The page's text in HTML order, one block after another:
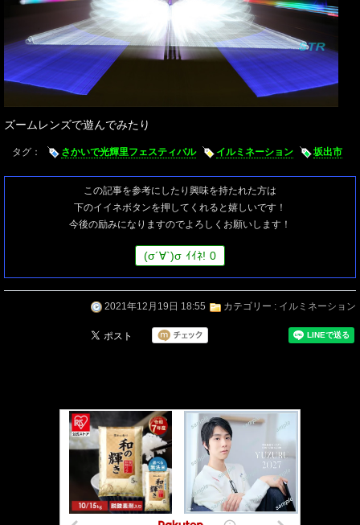
ズームレンズで遊んでみたり
タグ： さかいで光輝里フェスティバル イルミネーション 坂出市
この記事を参考にしたり興味を持たれた方は
下のイイネボタンを押してくれると嬉しいです！
今後の励みになりますのでよろしくお願いします！
(σ´∀`)σ ｲｲﾈ! 0
2021年12月19日 18:55 カテゴリー : イルミネーション